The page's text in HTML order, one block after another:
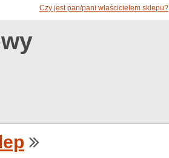
Czy jest pan/pani wlaścicielem sklepu?